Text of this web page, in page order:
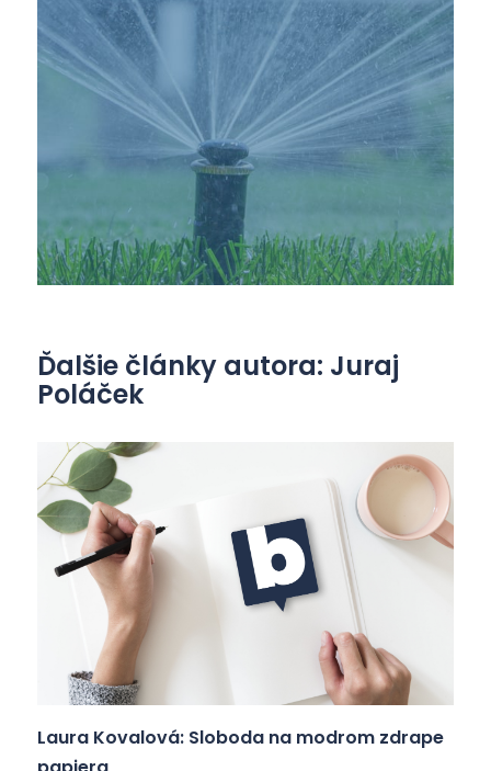
Ďalšie články autora: Juraj
Poláček
Laura Kovalová: Sloboda na modrom zdrape